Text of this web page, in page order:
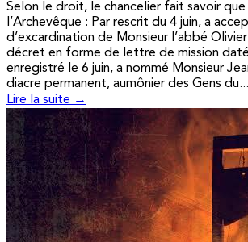
Selon le droit, le chancelier fait savoir que
l’Archevêque : Par rescrit du 4 juin, a
d’excardination de Monsieur l’abbé
décret en forme de lettre de mission
enregistré le 6 juin, a nommé Monsieur
diacre permanent, aumônier des Gens du...
Lire la suite →